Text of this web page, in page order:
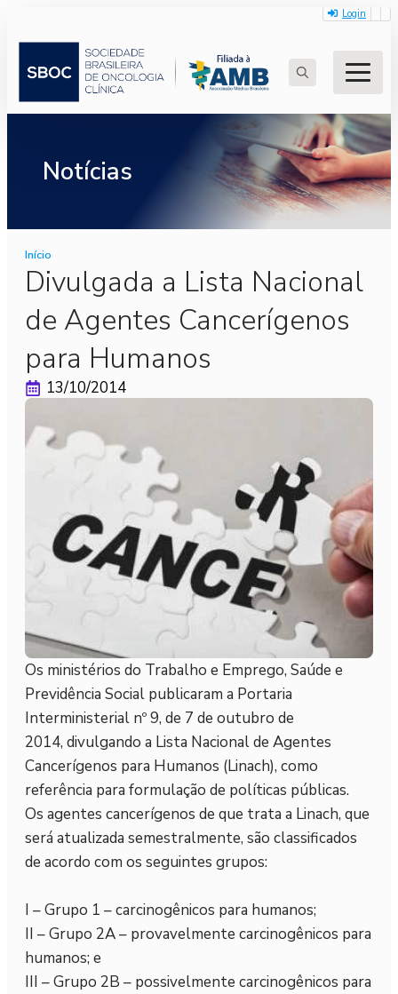
Login
for:
Notícias
Início
Divulgada a Lista Nacional
de Agentes Cancerígenos
para Humanos
13/10/2014
Os ministérios do Trabalho e Emprego, Saúde e
Previdência Social publicaram a Portaria
Interministerial nº 9, de 7 de outubro de
2014, divulgando a Lista Nacional de Agentes
Cancerígenos para Humanos (Linach), como
referência para formulação de políticas públicas.
Os agentes cancerígenos de que trata a Linach, que
será atualizada semestralmente, são classificados
de acordo com os seguintes grupos:
I – Grupo 1 – carcinogênicos para humanos;
II – Grupo 2A – provavelmente carcinogênicos para
humanos; e
III – Grupo 2B – possivelmente carcinogênicos para